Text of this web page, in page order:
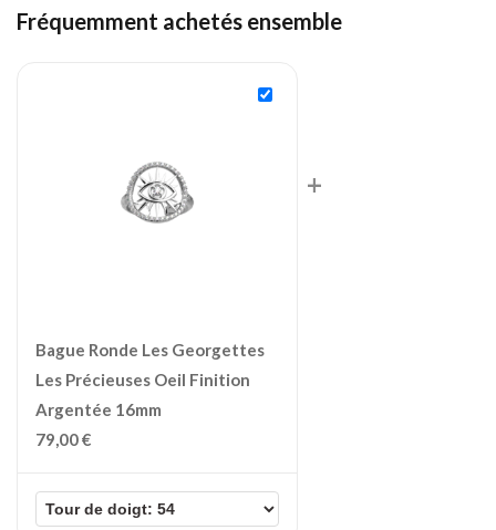
Fréquemment achetés ensemble
Bague Ronde Les Georgettes
Les Précieuses Oeil Finition
Argentée 16mm
79,00€
+